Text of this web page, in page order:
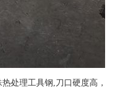
处理工具钢,刀口硬度高，